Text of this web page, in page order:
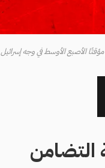
الأصبع الأوسط في وجه إسرائيل
التضامن